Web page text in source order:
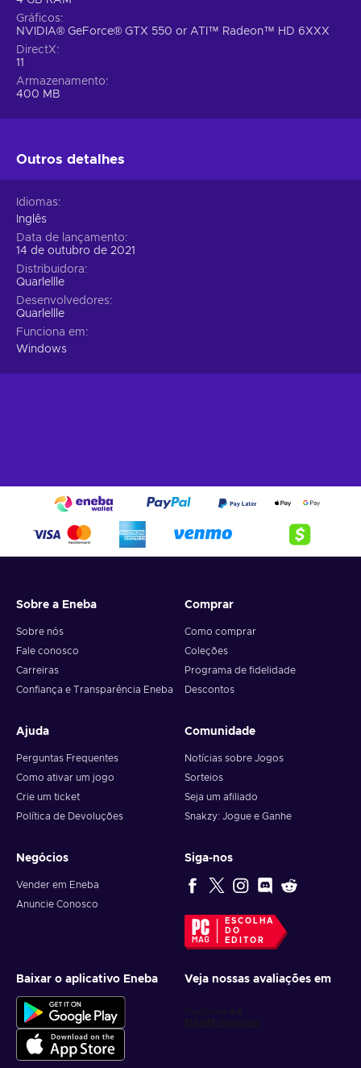
Gráficos
NVIDIA® GeForce® GTX 550 or ATI™ Radeon™ HD 6XXX
DirectX
11
Armazenamento
400 MB
Outros detalhes
Idiomas
Inglês
Data de lançamento
14 de outubro de 2021
Distribuidora
Quarlellle
Desenvolvedores
Quarlellle
Funciona em
Windows
Sobre a Eneba
Sobre nós
Fale conosco
Carreiras
Confiança e Transparência Eneba
Comprar
Como comprar
Coleções
Programa de fidelidade
Descontos
Ajuda
Perguntas Frequentes
Como ativar um jogo
Crie um ticket
Política de Devoluções
Comunidade
Notícias sobre Jogos
Sorteios
Seja um afiliado
Snakzy: Jogue e Ganhe
Negócios
Vender em Eneba
Anuncie Conosco
Siga-nos
ESCOLHA
DO
EDITOR
Baixar o aplicativo Eneba Veja nossas avaliações em